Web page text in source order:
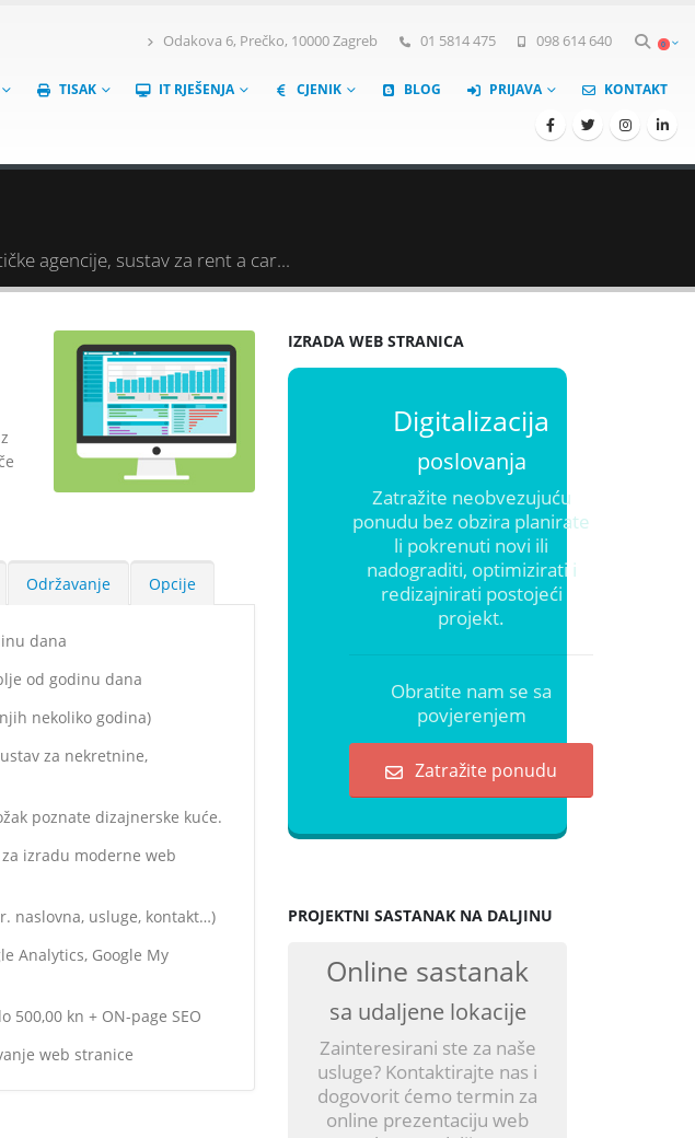
Odakova 6, Prečko, 10000 Zagreb 01 5814 475 098 614 640 0
TISAK IT RJEŠENJA CJENIK BLOG PRIJAVA KONTAKT
agencije, sustav za rent a car...
Održavanje Opcije
dana
od godinu dana
nekoliko godina)
za nekretnine,
poznate dizajnerske kuće.
izradu moderne web
naslovna, usluge, kontakt…)
Analytics, Google My
500,00 kn + ON-page SEO
web stranice
IZRADA WEB STRANICA
Digitalizacija
poslovanja
Zatražite neobvezujuću
ponudu bez obzira planirate
li pokrenuti novi ili
nadograditi, optimizirati i
redizajnirati postojeći
projekt.
Obratite nam se sa
povjerenjem
Zatražite ponudu
PROJEKTNI SASTANAK NA DALJINU
Online sastanak
sa udaljene lokacije
Zainteresirani ste za naše
usluge? Kontaktirajte nas i
dogovorit ćemo termin za
online prezentaciju web